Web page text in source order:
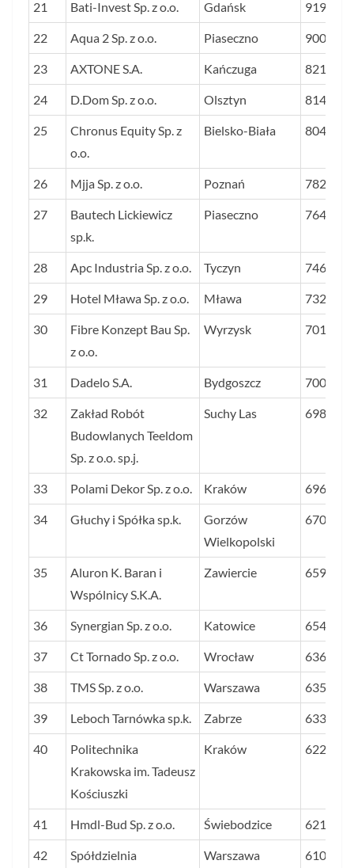
21 Bati-Invest Sp. z o.o. Gdańsk 9190
22 Aqua 2 Sp. z o.o. Piaseczno 9003
23 AXTONE S.A. Kańczuga 8212
24 D.Dom Sp. z o.o. Olsztyn 8141
25
Chronus Equity Sp. z
o.o.
Bielsko-Biała 8049
26 Mjja Sp. z o.o. Poznań 7826
27
Bautech Lickiewicz
sp.k.
Piaseczno 7644
28 Apc Industria Sp. z o.o. Tyczyn 7462
29 Hotel Mława Sp. z o.o. Mława 7323
30
Fibre Konzept Bau Sp.
z o.o.
Wyrzysk 7018
31 Dadelo S.A. Bydgoszcz 7002
32
Zakład Robót
Budowlanych Teeldom
Sp. z o.o. sp.j.
Suchy Las 6984
33 Polami Dekor Sp. z o.o. Kraków 6961
34 Głuchy i Spółka sp.k.
Gorzów
Wielkopolski
6709
35
Aluron K. Baran i
Wspólnicy S.K.A.
Zawiercie 6597
36 Synergian Sp. z o.o. Katowice 6548
37 Ct Tornado Sp. z o.o. Wrocław 6366
38 TMS Sp. z o.o. Warszawa 6359
39 Leboch Tarnówka sp.k. Zabrze 6339
40
Politechnika
Krakowska im. Tadeusz
Kościuszki
Kraków 6220
41 Hmdl-Bud Sp. z o.o. Świebodzice 6212
42
Spółdzielnia
Warszawa 6103